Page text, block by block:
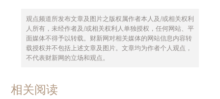
观点频道所发布文章及图片之版权属作者本人及/或相关权利
人所有，未经作者及/或相关权利人单独授权，任何网站、平
面媒体不得予以转载。财新网对相关媒体的网站信息内容转
载授权并不包括上述文章及图片。文章均为作者个人观点，
不代表财新网的立场和观点。
相关阅读